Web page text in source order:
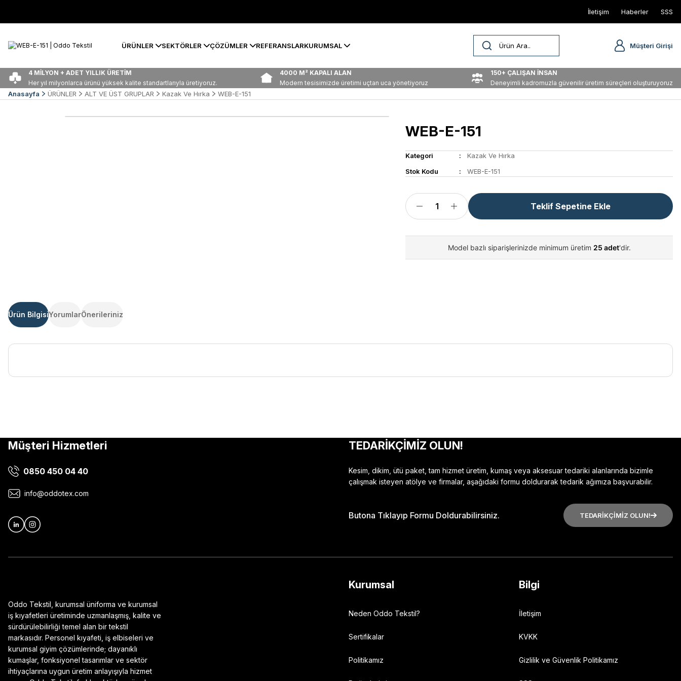
İletişim Haberler SSS
ÜRÜNLER SEKTÖRLER ÇÖZÜMLER REFERANSLARKURUMSAL Müşteri Girişi
4 MİLYON + ADET YILLIK ÜRETİM
Her yıl milyonlarca ürünü yüksek kalite standartlarıyla üretiyoruz.
4000 M² KAPALI ALAN
Modern tesisimizde üretimi uçtan uca yönetiyoruz
150+ ÇALIŞAN İNSAN
Deneyimli kadromuzla güvenilir üretim süreçleri oluşturuyoruz
Anasayfa ÜRÜNLER ALT VE ÜST GRUPLAR Kazak Ve Hırka WEB-E-151
WEB-E-151
Kategori
Kazak Ve Hırka
Stok Kodu
WEB-E-151
Teklif Sepetine Ekle
Model bazlı siparişlerinizde minimum üretim 25 adet'dir.
Ürün BilgisiYorumlarÖnerileriniz
Yorum Yaz
Ürün resmi kalitesiz, bozuk veya görüntülenemiyor.
Ürün bilgilerinde hatalar bulunuyor.
Müşteri Hizmetleri
0850 450 04 40
info@oddotex.com
TEDARİKÇİMİZ OLUN!
Kesim, dikim, ütü paket, tam hizmet üretim, kumaş veya aksesuar tedariki alanlarında bizimle
çalışmak isteyen atölye ve firmalar, aşağıdaki formu doldurarak tedarik ağımıza başvurabilir.
Butona Tıklayıp Formu Doldurabilirsiniz. TEDARİKÇİMİZ OLUN!
Oddo Tekstil, kurumsal üniforma ve kurumsal
iş kıyafetleri üretiminde uzmanlaşmış, kalite ve
sürdürülebilirliği temel alan bir tekstil
markasıdır. Personel kıyafeti, iş elbiseleri ve
kurumsal giyim çözümlerinde; dayanıklı
kumaşlar, fonksiyonel tasarımlar ve sektör
ihtiyaçlarına uygun üretim anlayışıyla hizmet
Kurumsal
Neden Oddo Tekstil?
Sertifikalar
Politikamız
Bilgi
İletişim
KVKK
Gizlilik ve Güvenlik Politikamız